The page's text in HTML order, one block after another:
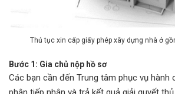
Thủ tục xin cấp giấy phép xây dựng nhà ở
Bước 1: Gia chủ nộp hồ sơ
Các bạn cần đến Trung tâm phục vụ hành